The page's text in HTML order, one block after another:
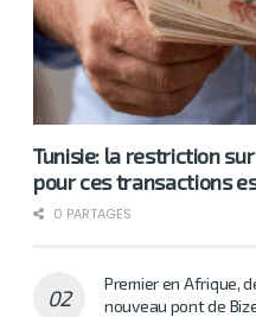
Tunisie: la restriction
pour ces transactions
0 PARTAGES
Premier en Afrique,
nouveau pont de